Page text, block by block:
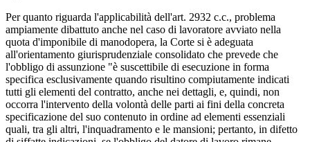
Per quanto riguarda l'applicabilità dell'art. 2932 c.c., problema
ampiamente dibattuto anche nel caso di lavoratore avviato nella
quota d'imponibile di manodopera, la Corte si è adeguata
all'orientamento giurisprudenziale consolidato che prevede che
l'obbligo di assunzione "è suscettibile di esecuzione in forma
specifica esclusivamente quando risultino compiutamente indicati
tutti gli elementi del contratto, anche nei dettagli, e, quindi, non
occorra l'intervento della volontà delle parti ai fini della concreta
specificazione del suo contenuto in ordine ad elementi essenziali
quali, tra gli altri, l'inquadramento e le mansioni; pertanto, in difetto